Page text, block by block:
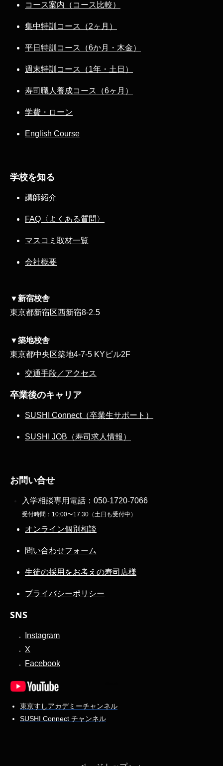
コース案内（コース比較）
集中特訓コース（2ヶ月）
平日特訓コース（6か月・木金）
週末特訓コース（1年・土日）
寿司職人養成コース（6ヶ月）
学費・ローン
English Course
学校を知る
講師紹介
FAQ〈よくある質問〉
マスコミ取材一覧
会社概要
▼新宿校舎
東京都新宿区西新宿8‐2₋5
▼築地校舎
東京都中央区築地4-7-5 KYビル2F
交通手段／アクセス
卒業後のキャリア
SUSHI Connect（卒業生サポート）
SUSHI JOB（寿司求人情報）
お問い合せ
入学相談専用電話： 050-1720-7066
受付時間：10:00〜17:30（土日も受付中）
オンライン個別相談
問い合わせフォーム
生徒の採用をお考えの寿司店様
プライバシーポリシー
SNS
Instagram
X
Facebook
東京すしアカデミーチャンネル
SUSHI Connect チャンネル